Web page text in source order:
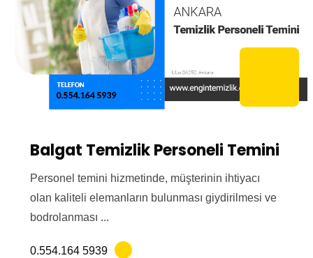
Balgat Temizlik Personeli Temini
Personel temini hizmetinde, müşterinin ihtiyacı
olan kaliteli elemanların bulunması giydirilmesi ve
bodrolanması ...
0.554.164 5939